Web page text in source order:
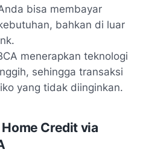
bisa membayar
bahkan di luar
menerapkan teknologi
sehingga transaksi
yang tidak diinginkan.
Credit via